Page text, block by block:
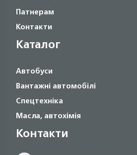
Патнерам
Контакти
Каталог
Автобуси
Вантажні автомобілі
Спецтехніка
Масла, автохімія
Контакти